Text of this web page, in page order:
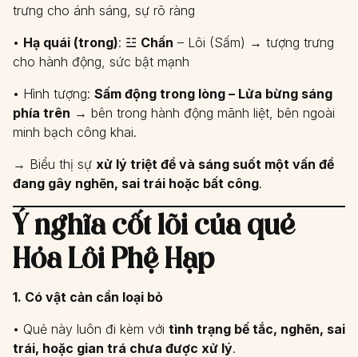
trưng cho ánh sáng, sự rõ ràng
• Hạ quái (trong): ☳ Chấn – Lôi (Sấm) → tượng trưng
cho hành động, sức bật mạnh
• Hình tượng: Sấm động trong lòng – Lửa bừng sáng
phía trên → bên trong hành động mãnh liệt, bên ngoài
minh bạch công khai.
→ Biểu thị sự xử lý triệt để và sáng suốt một vấn đề
đang gây nghẽn, sai trái hoặc bất công.
Ý nghĩa cốt lõi của quẻ
Hỏa Lôi Phệ Hạp
1. Có vật cản cần loại bỏ
• Quẻ này luôn đi kèm với tình trạng bế tắc, nghẽn, sai
trái, hoặc gian trá chưa được xử lý.